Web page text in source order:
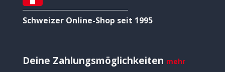
Schweizer Online-Shop seit 1995
Deine Zahlungsmöglichkeiten mehr